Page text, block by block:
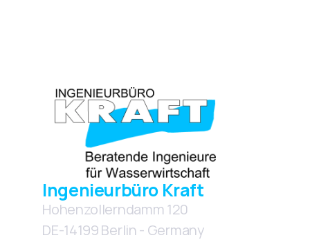
Ingenieurbüro Kraft
Hohenzollerndamm 120
DE-14199 Berlin - Germany